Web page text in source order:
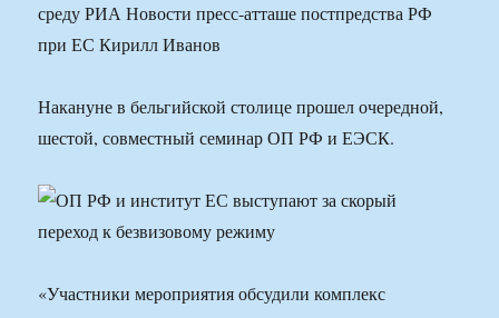
среду РИА Новости пресс-атташе постпредства РФ
при ЕС Кирилл Иванов
Накануне в бельгийской столице прошел очередной,
шестой, совместный семинар ОП РФ и ЕЭСК.
«Участники мероприятия обсудили комплекс